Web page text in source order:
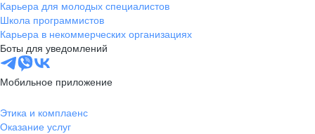
Карьера для молодых специалистов
Школа программистов
Карьера в некоммерческих организациях
Боты для уведомлений
Мобильное приложение
Этика и комплаенс
Оказание услуг